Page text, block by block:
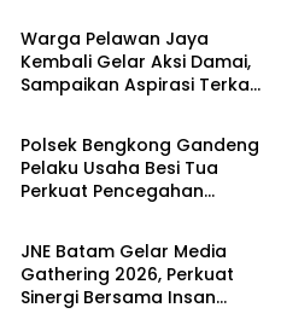
Warga Pelawan Jaya
Kembali Gelar Aksi Damai,
Sampaikan Aspirasi Terkait
Batam
Polsek Bengkong Gandeng
Pelaku Usaha Besi Tua
Perkuat Pencegahan
Batam
JNE Batam Gelar Media
Gathering 2026, Perkuat
Sinergi Bersama Insan